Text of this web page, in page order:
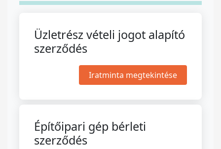
Üzletrész vételi jogot alapító
szerződés
Iratminta megtekintése
Építőipari gép bérleti
szerződés